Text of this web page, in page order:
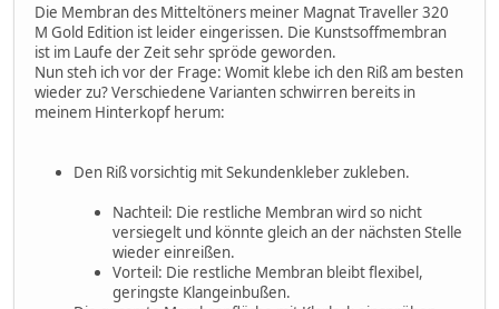
Die Membran des Mitteltöners meiner Magnat Traveller 320
M Gold Edition ist leider eingerissen. Die Kunstsoffmembran
ist im Laufe der Zeit sehr spröde geworden.
Nun steh ich vor der Frage: Womit klebe ich den Riß am besten
wieder zu? Verschiedene Varianten schwirren bereits in
meinem Hinterkopf herum:
Den Riß vorsichtig mit Sekundenkleber zukleben.
Nachteil: Die restliche Membran wird so nicht
versiegelt und könnte gleich an der nächsten Stelle
wieder einreißen.
Vorteil: Die restliche Membran bleibt flexibel,
geringste Klangeinbußen.